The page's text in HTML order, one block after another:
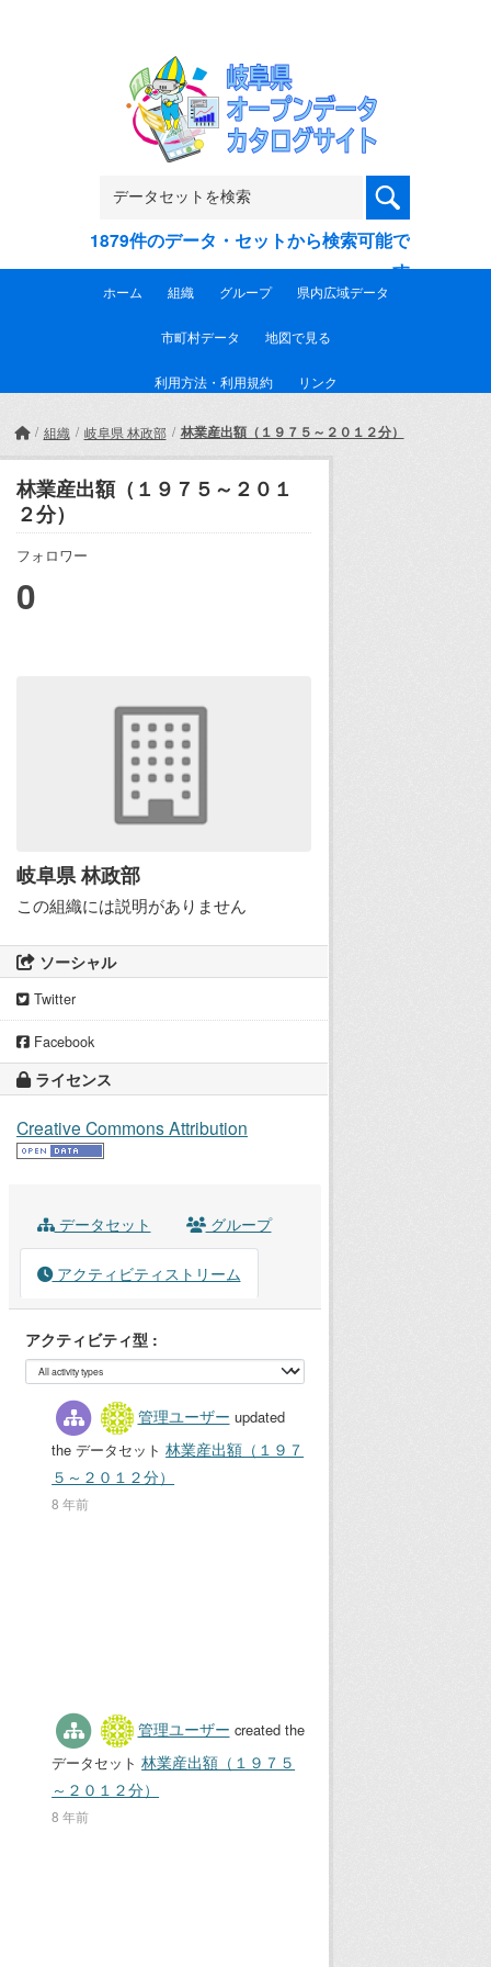
1879件のデータ・セットから検索可能で
す
ホーム 組織 グループ 県内広域データ
市町村データ 地図で見る
利用方法・利用規約 リンク
組織 岐阜県 林政部 林業産出額（１９７５～２０１２分）
林業産出額（１９７５～２０１
２分）
フォロワー
0
岐阜県 林政部
この組織には説明がありません
ソーシャル
Twitter
Facebook
ライセンス
Creative Commons Attribution
データセット グループ
アクティビティストリーム
アクティビティ型
管理ユーザー updated
the データセット林業産出額（１９７
５～２０１２分）
8 年前
管理ユーザー created the
データセット林業産出額（１９７５
～２０１２分）
8 年前